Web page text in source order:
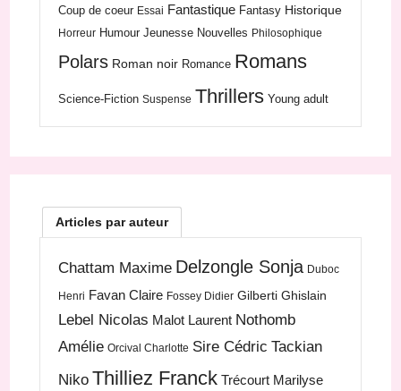
Coup de coeur Essai Fantastique Fantasy Historique
Horreur Humour Jeunesse Nouvelles Philosophique
Polars Roman noir Romance Romans
Science-Fiction Suspense Thrillers Young adult
Articles par auteur
Chattam Maxime Delzongle Sonja Duboc
Henri Favan Claire Fossey Didier Gilberti Ghislain
Lebel Nicolas Malot Laurent Nothomb
Amélie Orcival Charlotte Sire Cédric Tackian
Niko Thilliez Franck Trécourt Marilyse